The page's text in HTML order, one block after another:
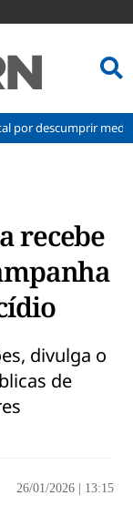
medida
recebe
divulga o
de
26/01/2026 13:15